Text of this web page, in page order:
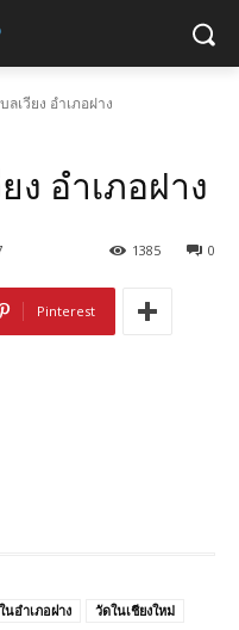
เวียง อำเภอฝาง
ง อำเภอฝาง
0
1385
Pinterest
นอำเภอฝาง วัดในเชียงใหม่